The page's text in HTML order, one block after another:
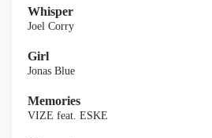
Whisper
Joel Corry
Girl
Jonas Blue
Memories
VIZE feat. ESKE